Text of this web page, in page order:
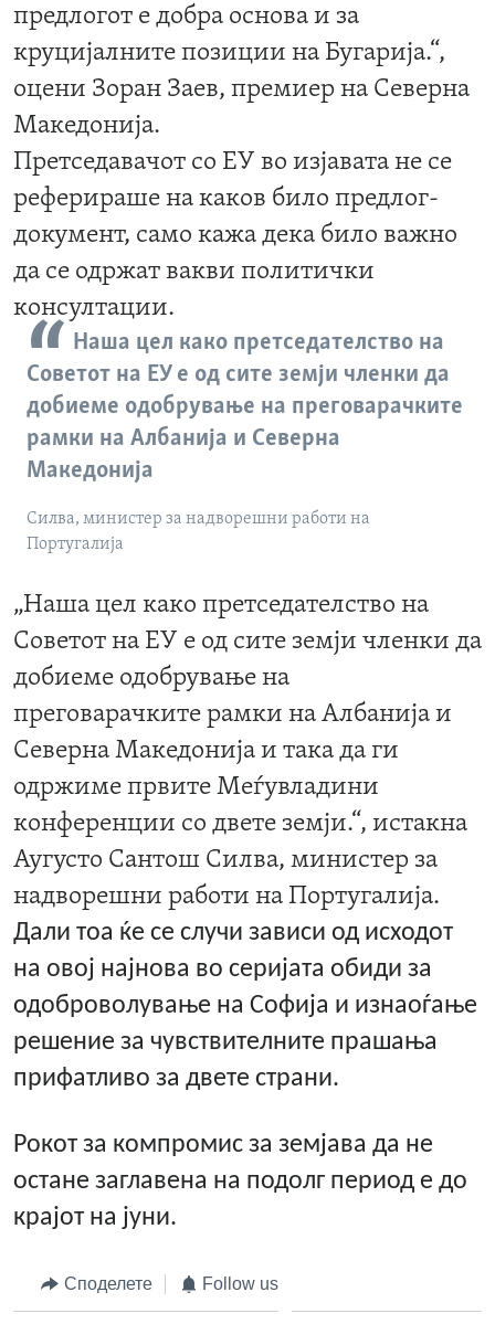
предлогот е добра основа и за
круцијалните позиции на Бугарија.“,
оцени Зоран Заев, премиер на Северна
Македонија.
Претседавачот со ЕУ во изјавата не се
реферираше на каков било предлог-
документ, само кажа дека било важно
да се одржат вакви политички
консултации.
Наша цел како претседателство на
Советот на ЕУ е од сите земји членки да
добиеме одобрување на преговарачките
рамки на Албанија и Северна
Македонија
Силва, министер за надворешни работи на
Португалија
„Наша цел како претседателство на
Советот на ЕУ е од сите земји членки да
добиеме одобрување на
преговарачките рамки на Албанија и
Северна Македонија и така да ги
одржиме првите Меѓувладини
конференции со двете земји.“, истакна
Аугусто Сантош Силва, министер за
надворешни работи на Португалија.
Дали тоа ќе се случи зависи од исходот
на овој најнова во серијата обиди за
одоброволување на Софија и изнаоѓање
решение за чувствителните прашања
прифатливо за двете страни.
Рокот за компромис за земјава да не
остане заглавена на подолг период е до
крајот на јуни.
Споделете Follow us